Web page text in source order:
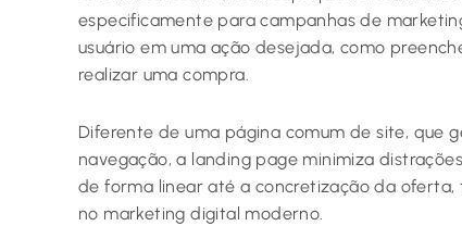
especificamente para campanhas de
usuário em uma ação desejada, como
realizar uma compra.
Diferente de uma página comum de site, que
navegação, a landing page minimiza
de forma linear até a concretização da
no marketing digital moderno.